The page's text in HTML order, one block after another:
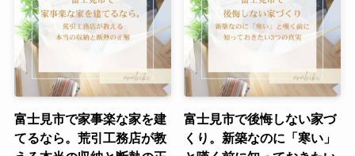
富士見市で家事楽な家を建
てるなら。荒引工務店が教
富士見市で後悔しない家づ
くり。新築なのに「寒い」